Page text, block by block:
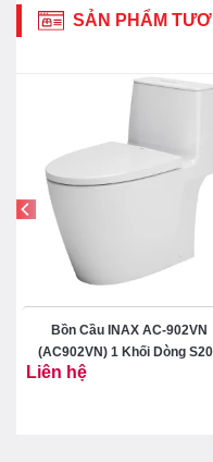
SẢN PHẨM
Bồn Cầu INAX AC-902VN
(AC902VN) 1 Khối Dòng
Liên hệ